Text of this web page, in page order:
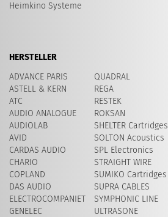
Heimkino Systeme
HERSTELLER
ADVANCE PARIS
ASTELL & KERN
ATC
AUDIO ANALOGUE
AUDIOLAB
AVID
CARDAS AUDIO
CHARIO
COPLAND
DAS AUDIO
ELECTROCOMPANIET
GENELEC
QUADRAL
REGA
RESTEK
ROKSAN
SHELTER Cartridges
SOLTON Acoustics
SPL Electronics
STRAIGHT WIRE
SUMIKO Cartridges
SUPRA CABLES
SYMPHONIC LINE
ULTRASONE